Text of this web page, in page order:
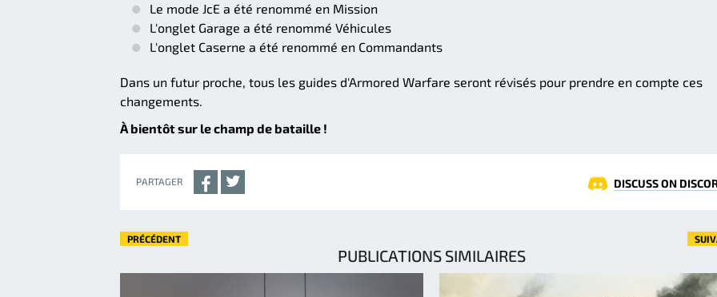
Le mode JcE a été renommé en Mission
L'onglet Garage a été renommé Véhicules
L'onglet Caserne a été renommé en Commandants
Dans un futur proche, tous les guides d'Armored Warfare seront révisés pour prendre en compte ces
changements.
À bientôt sur le champ de bataille !
PARTAGER DISCUSS ON
PRÉCÉDENT
PUBLICATIONS SIMILAIRES